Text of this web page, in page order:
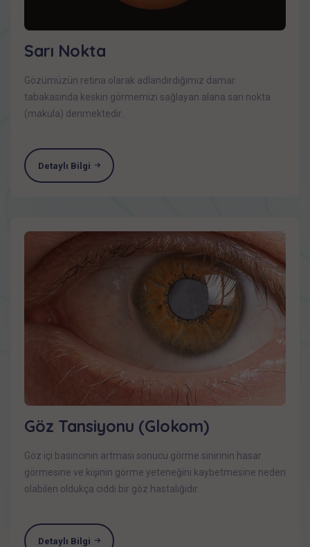
Sarı Nokta
Gözümüzün retina olarak adlandırdığımız damar
tabakasında keskin görmemizi sağlayan alana sarı nokta
(makula) denmektedir.
Detaylı Bilgi
Göz Tansiyonu (Glokom)
Göz içi basıncının artması sonucu görme sinirinin hasar
görmesine ve kişinin görme yeteneğini kaybetmesine neden
olabilen oldukça ciddi bir göz hastalığıdır.
Detaylı Bilgi